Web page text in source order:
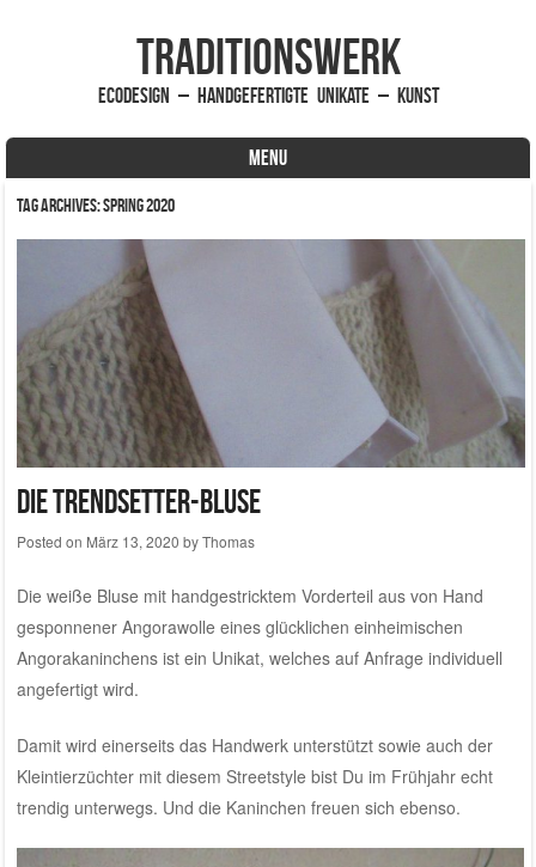
traditionsWerk
EcoDesign – handgefertigte Unikate – Kunst
MENU
Skip to content
Tag Archives:Spring 2020
Die Trendsetter-Bluse
Posted on März 13, 2020 byThomas
Die weiße Bluse mit handgestricktem Vorderteil aus von Hand
gesponnener Angorawolle eines glücklichen einheimischen
Angorakaninchensist ein Unikat, welches auf Anfrage individuell
angefertigt wird.
Damit wird einerseits das Handwerk unterstützt sowie auch der
Kleintierzüchter mit diesem Streetstyle bist Du im Frühjahr echt
trendig unterwegs. Und die Kaninchen freuen sich ebenso.